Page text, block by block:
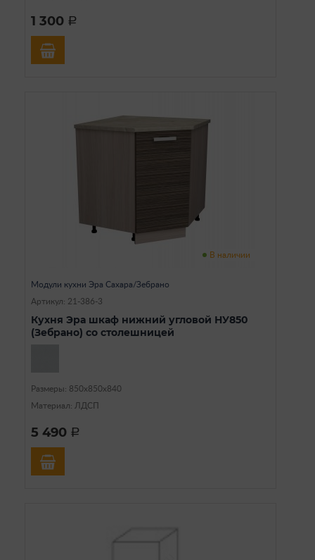
1 300 a
В наличии
Модули кухни Эра Сахара/Зебрано
Артикул: 21-386-3
Кухня Эра шкаф нижний угловой НУ850
(Зебрано) со столешницей
Размеры: 850х850х840
Материал: ЛДСП
5 490 a